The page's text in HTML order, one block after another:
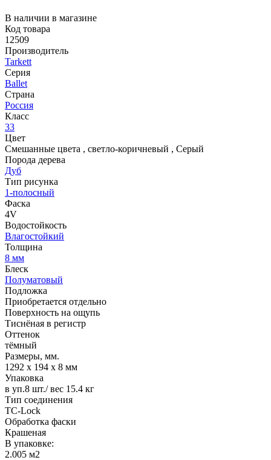
В наличии в магазине
Код товара
12509
Производитель
Tarkett
Серия
Ballet
Страна
Россия
Класс
33
Цвет
Смешанные цвета , светло-коричневый , Серый
Порода дерева
Дуб
Тип рисунка
1-полосный
Фаска
4V
Водостойкость
Влагостойкий
Толщина
8 мм
Блеск
Полуматовый
Подложка
Приобретается отдельно
Поверхность на ощупь
Тиснёная в регистр
Оттенок
тёмный
Размеры, мм.
1292 х 194 х 8 мм
Упаковка
в уп.8 шт./ вес 15.4 кг
Тип соединения
TС-Lock
Обработка фаски
Крашеная
В упаковке:
2.005 м2